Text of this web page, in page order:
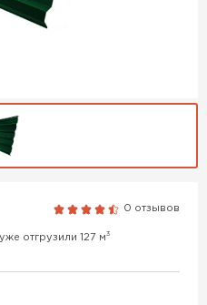
0 отзывов
отгрузили 127 м3